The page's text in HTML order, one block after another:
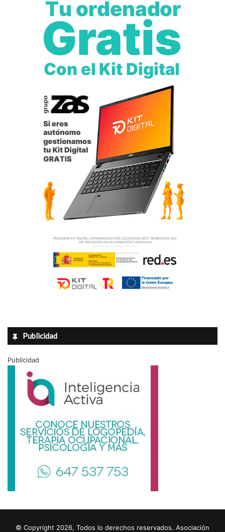
Publicidad
Publicidad
© Copyright 2026, Todos lo derechos reservados. Asociación